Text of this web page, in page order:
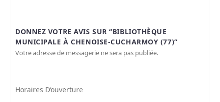
DONNEZ VOTRE AVIS SUR “BIBLIOTHÈQUE
MUNICIPALE À CHENOISE-CUCHARMOY (77)”
Votre adresse de messagerie ne sera pas publiée.
Horaires D’ouverture